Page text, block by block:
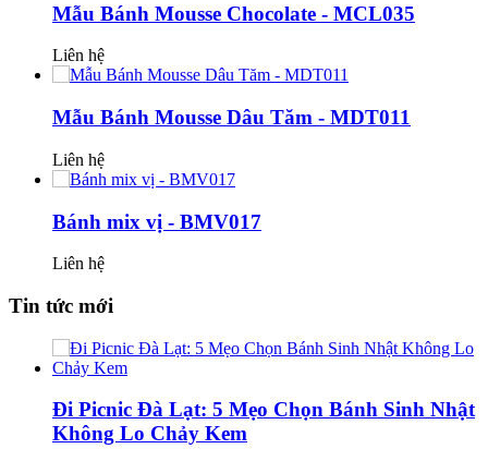
Mẫu Bánh Mousse Chocolate - MCL035
Liên hệ
Mẫu Bánh Mousse Dâu Tăm - MDT011
Liên hệ
Bánh mix vị - BMV017
Liên hệ
Tin tức mới
Đi Picnic Đà Lạt: 5 Mẹo Chọn Bánh Sinh Nhật
Không Lo Chảy Kem